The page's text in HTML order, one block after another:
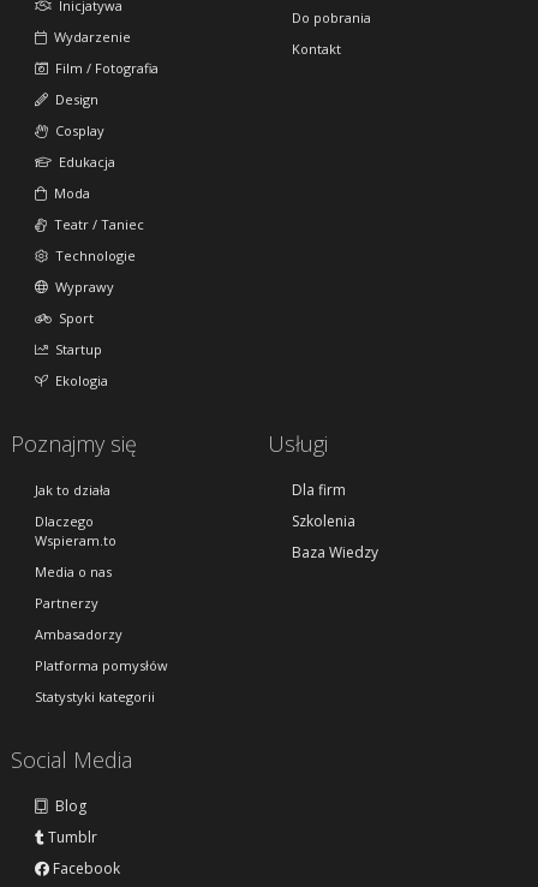
Inicjatywa
Wydarzenie
Film / Fotografia
Design
Cosplay
Edukacja
Moda
Teatr / Taniec
Technologie
Wyprawy
Sport
Startup
Ekologia
Do pobrania
Kontakt
Poznajmy się
Jak to działa
Dlaczego
Wspieram.to
Media o nas
Partnerzy
Ambasadorzy
Platforma pomysłów
Statystyki kategorii
Usługi
Dla firm
Szkolenia
Baza Wiedzy
Social Media
Blog
Tumblr
Facebook